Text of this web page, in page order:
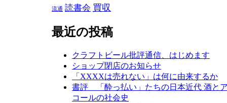
流通 読書会 買収
最近の投稿
クラフトビール批評通信、はじめます
ショップ閉店のお知らせ
「XXXXは売れない」は何に由来するか
書評 「酔っ払い」たちの日本近代 酒と
コールの社会史